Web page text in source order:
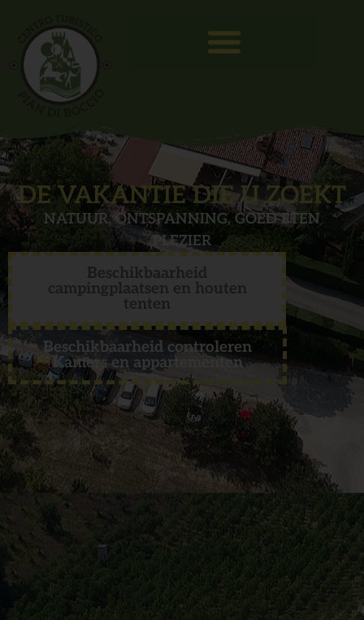
DE VAKANTIE DIE U ZOEKT
NATUUR, ONTSPANNING, GOED ETEN
PLEZIER
Beschikbaarheid
campingplaatsen en houten
tenten
Beschikbaarheid controleren
Kamers en appartementen